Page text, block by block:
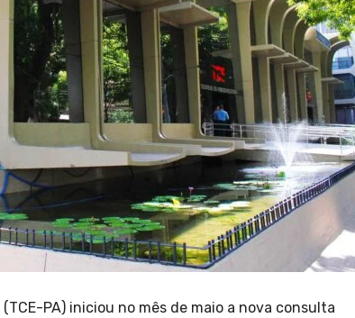
PA) iniciou no mês de maio a nova consulta